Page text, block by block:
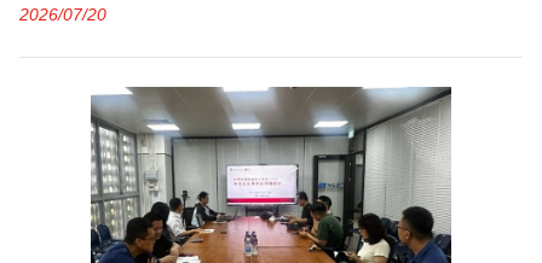
2026/07/20